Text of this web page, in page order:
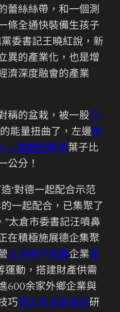
蕾絲絲帶，和一個測
條全通快裝備生孩子
委書記王曉紅說，新
異的產業化，也是增
濟深度融會的產業
稱的盆栽，被一股亞
能量扭曲了，左邊歐
電動升降桌葉子比
公分！
‘對德一起配合示范
一起配合，已集聚了
太倉市委書記汪噴鼻
在積極施展德企集聚
久坐椅子推薦企業室
運動，搭建財產供需
600余家外鄉企業與
巧辦公室規劃設計研